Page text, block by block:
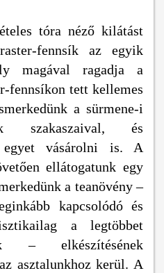
tóra néző kilátást
fennsík az egyik
magával ragadja a
fennsíkon tett kellemes
a sürmene-i
szakaszaival, és
egyet vásárolni is. A
ellátogatunk egy
a teanövény –
kapcsolódó és
a legtöbbet
– elkészítésének
asztalunkhoz kerül. A